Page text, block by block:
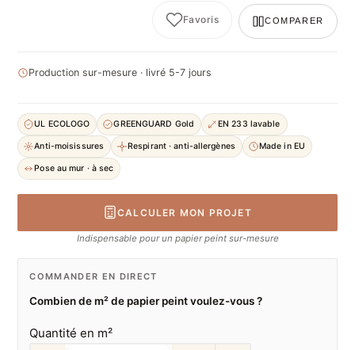
Favoris COMPARER
Production sur-mesure · livré 5-7 jours
UL ECOLOGO GREENGUARD Gold EN 233 lavable
Anti-moisissures Respirant · anti-allergènes Made in EU
Pose au mur · à sec
CALCULER MON PROJET
Indispensable pour un papier peint sur-mesure
COMMANDER EN DIRECT
Combien de m² de papier peint voulez-vous ?
Quantité en m²